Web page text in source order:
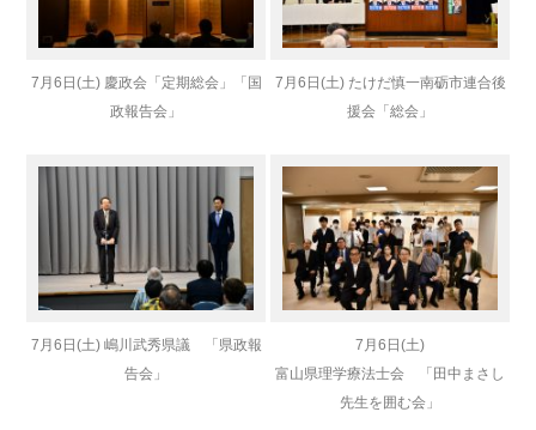
7月6日(土) 慶政会「定期総会」「国
政報告会」
7月6日(土) たけだ慎一南砺市連合後
援会「総会」
7月6日(土) 嶋川武秀県議 「県政報
告会」
7月6日(土)
富山県理学療法士会 「田中まさし
先生を囲む会」